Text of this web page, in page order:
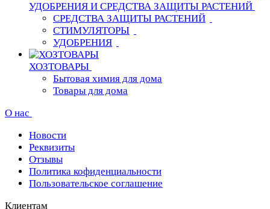
УДОБРЕНИЯ И СРЕДСТВА ЗАЩИТЫ РАСТЕНИЙ
СРЕДСТВА ЗАЩИТЫ РАСТЕНИЙ
СТИМУЛЯТОРЫ
УДОБРЕНИЯ
ХОЗТОВАРЫ
Бытовая химия для дома
Товары для дома
О нас
Новости
Реквизиты
Отзывы
Политика кофиденциальности
Пользовательское соглашение
Клиентам